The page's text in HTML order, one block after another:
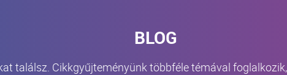
BLOG
találsz. Cikkgyűjteményünk többféle témával